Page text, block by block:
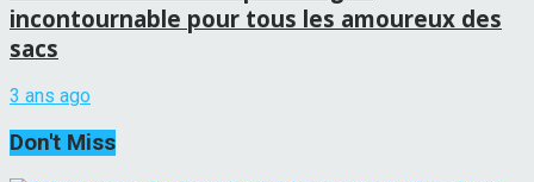
incontournable pour tous les amoureux des
sacs
3 ans ago
Don't Miss